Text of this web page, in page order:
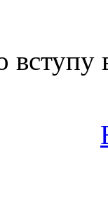
вступу